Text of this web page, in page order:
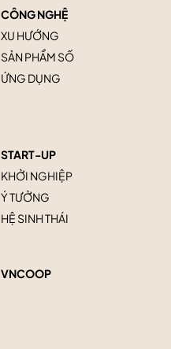
CÔNG NGHỆ
XU HƯỚNG
SẢN PHẨM SỐ
ỨNG DỤNG
START-UP
KHỞI NGHIỆP
Ý TƯỞNG
HỆ SINH THÁI
VNCOOP